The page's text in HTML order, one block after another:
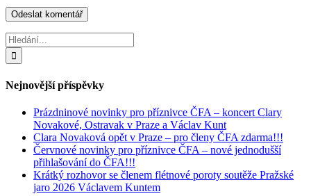
Hledat:
Nejnovější příspěvky
Prázdninové novinky pro příznivce ČFA – koncert Clary
Novakové, Ostravak v Praze a Václav Kunt
Clara Novaková opět v Praze – pro členy ČFA zdarma!!!
Červnové novinky pro příznivce ČFA – nové jednodušší
přihlašování do ČFA!!!
Krátký rozhovor se členem flétnové poroty soutěže Pražské
jaro 2026 Václavem Kuntem